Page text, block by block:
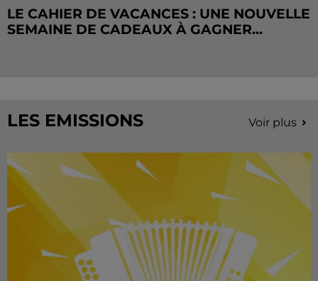
LE CAHIER DE VACANCES : UNE NOUVELLE
SEMAINE DE CADEAUX À GAGNER...
LES EMISSIONS Voir plus